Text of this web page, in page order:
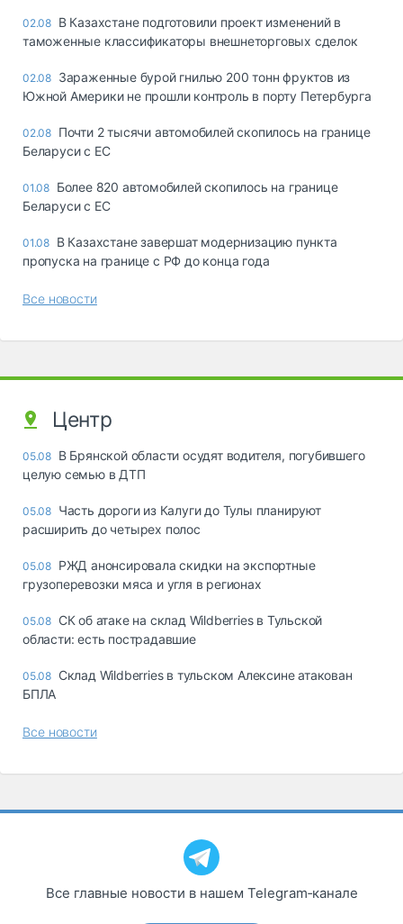
02.08 В Казахстане подготовили проект изменений в
таможенные классификаторы внешнеторговых сделок
02.08 Зараженные бурой гнилью 200 тонн фруктов из
Южной Америки не прошли контроль в порту Петербурга
02.08 Почти 2 тысячи автомобилей скопилось на границе
Беларуси с ЕС
01.08 Более 820 автомобилей скопилось на границе
Беларуси с ЕС
01.08 В Казахстане завершат модернизацию пункта
пропуска на границе с РФ до конца года
Все новости
Центр
05.08 В Брянской области осудят водителя, погубившего
целую семью в ДТП
05.08 Часть дороги из Калуги до Тулы планируют
расширить до четырех полос
05.08 РЖД анонсировала скидки на экспортные
грузоперевозки мяса и угля в регионах
05.08 СК об атаке на склад Wildberries в Тульской
области: есть пострадавшие
05.08 Склад Wildberries в тульском Алексине атакован
БПЛА
Все новости
Все главные новости в нашем Telegram‑канале